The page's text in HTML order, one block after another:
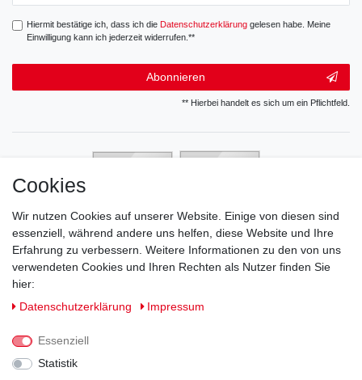
Hiermit bestätige ich, dass ich die Daten­schutz­erklärunggelesen habe. Meine
Einwilligung kann ich jederzeit widerrufen.**
Abonnieren
** Hierbei handelt es sich um ein Pflichtfeld.
Cookies
Wir nutzen Cookies auf unserer Website. Einige von diesen sind
essenziell, während andere uns helfen, diese Website und Ihre
Erfahrung zu verbessern. Weitere Informationen zu den von uns
verwendeten Cookies und Ihren Rechten als Nutzer finden Sie
hier:
Daten­schutz­erklärung
Impressum
Essenziell
Statistik